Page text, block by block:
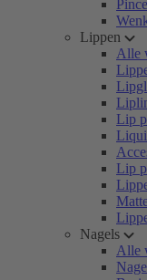
Lippen
Alle
Lip
Lip
Nagels
Alle